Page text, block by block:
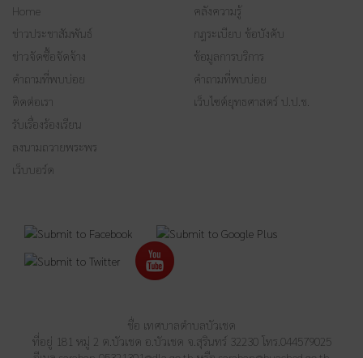
Home
ข่าวประชาสัมพันธ์
ข่าวจัดซื้อจัดจ้าง
คำถามที่พบบ่อย
ติดต่อเรา
รับเรื่องร้องเรียน
ลงนามถวายพระพร
เว็บบอร์ด
คลังความรู้
กฎระเบียบ ข้อบังคับ
ข้อมูลการบริการ
คำถามที่พบบ่อย
เว็บไซต์ยุทธศาสตร์ ป.ป.ช.
ชื่อ เทศบาลตำบลบัวเชด
ที่อยู่ 181 หมู่ 2 ต.บัวเชด อ.บัวเชด จ.สุรินทร์ 32230 โทร.044579025